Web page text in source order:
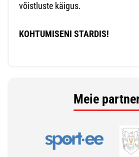
võistluste käigus.
KOHTUMISENI STARDIS!
Meie